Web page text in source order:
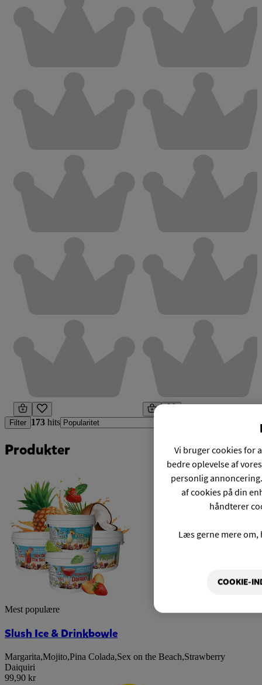
Filter 173 hits
Produkter
Mest populære
Slush Ice & Drinkbowle
Margarita,Mojito,Pina Colada,Sex on the Beach,Strawberry
Daiquiri
99,90 kr
Vi bruger cookies for
bedre oplevelse af
personlig
af cookies på din
håndterer
Læs gerne mere
COOKIE-